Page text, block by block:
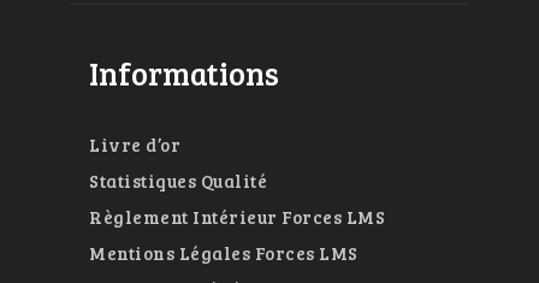
Informations
Livre d’or
Statistiques Qualité
Règlement Intérieur Forces LMS
Mentions Légales Forces LMS